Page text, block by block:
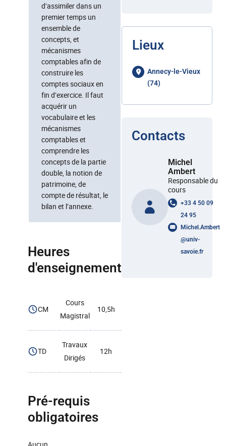
d’assimiler dans un
premier temps un
ensemble de
concepts, et
mécanismes
comptables afin de
construire les
comptes sociaux en
fin d’exercice. Il faut
acquérir un
vocabulaire et les
mécanismes
comptables et
comprendre les
concepts de la partie
double, la notion de
patrimoine, de
compte de résultat, le
bilan et l’annexe.
Heures
d'enseignement
CM
Cours
Magistral
10,5h
TD
Travaux
Dirigés
12h
Pré-requis
obligatoires
Lieux
Annecy-le-Vieux
(74)
Contacts
Michel
Ambert
Responsable du
cours
+33 4 50 09
24 95
Michel.Ambert
@univ-
savoie.fr